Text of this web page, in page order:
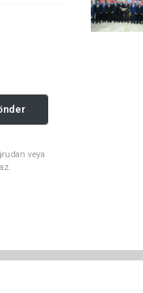
veya